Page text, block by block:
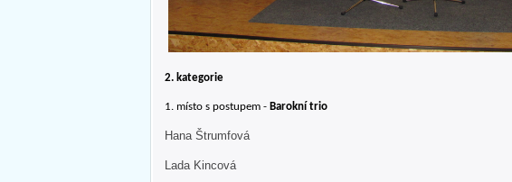
2. kategorie
1. místo s postupem - Barokní trio
Hana Štrumfová
Lada Kincová